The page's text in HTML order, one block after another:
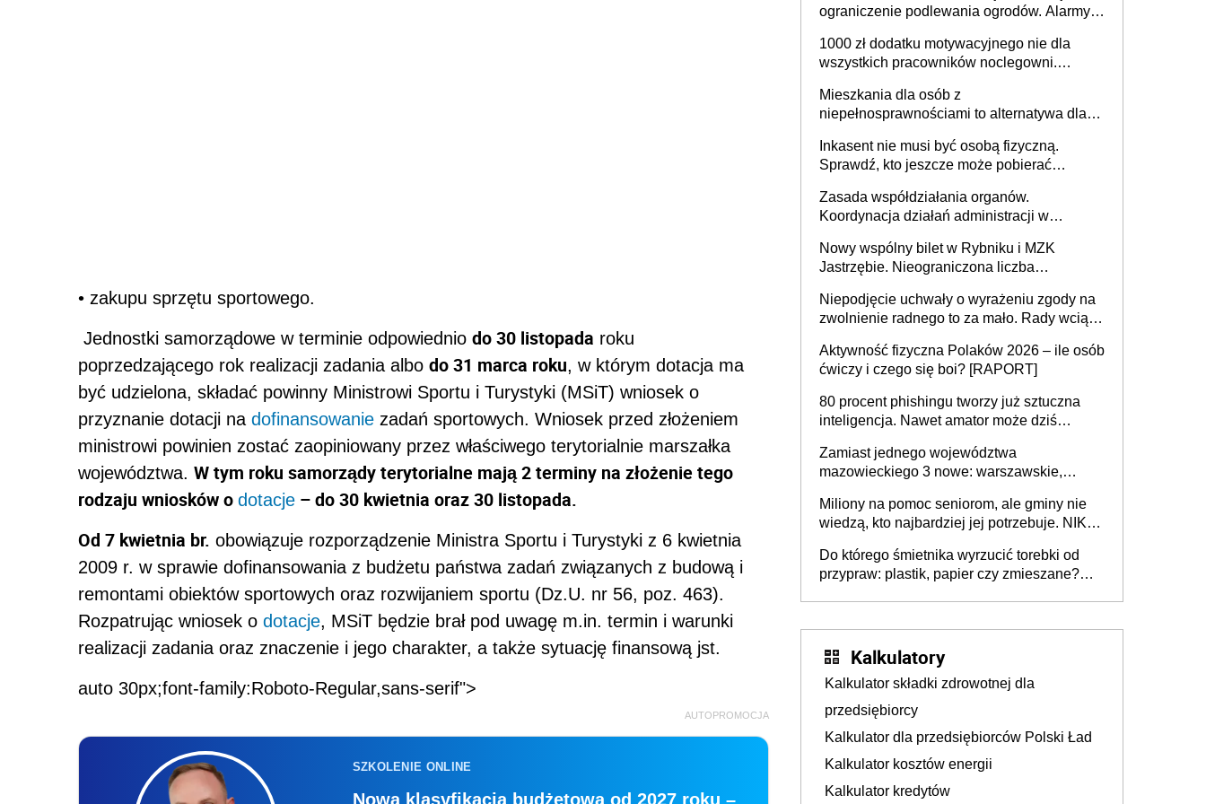
• zakupu sprzętu sportowego.
Jednostki samorządowe w terminie odpowiednio do 30 listopada roku
poprzedzającego rok realizacji zadania albo do 31 marca roku, w którym dotacja ma
być udzielona, składać powinny Ministrowi Sportu i Turystyki (MSiT) wniosek o
przyznanie dotacji na dofinansowanie zadań sportowych. Wniosek przed złożeniem
ministrowi powinien zostać zaopiniowany przez właściwego terytorialnie marszałka
województwa. W tym roku samorządy terytorialne mają 2 terminy na złożenie tego
rodzaju wniosków o dotacje – do 30 kwietnia oraz 30 listopada.
Od 7 kwietnia br. obowiązuje rozporządzenie Ministra Sportu i Turystyki z 6 kwietnia
2009 r. w sprawie dofinansowania z budżetu państwa zadań związanych z budową i
remontami obiektów sportowych oraz rozwijaniem sportu (Dz.U. nr 56, poz. 463).
Rozpatrując wniosek o dotacje, MSiT będzie brał pod uwagę m.in. termin i warunki
realizacji zadania oraz znaczenie i jego charakter, a także sytuację finansową jst.
auto 30px;font-family:Roboto-Regular,sans-serif">
AUTOPROMOCJA
SZKOLENIE ONLINE
Nowa klasyfikacja budżetowa od 2027 roku –
ograniczenie podlewania ogrodów. Alarmy w
może objąć cały kraj
1000 zł dodatku motywacyjnego nie dla
wszystkich pracowników noclegowni.
Mieszkania dla osób z
niepełnosprawnościami to alternatywa dla
samodzielnie lub z rodziną
Inkasent nie musi być osobą fizyczną.
Sprawdź, kto jeszcze może pobierać
Zasada współdziałania organów.
Koordynacja działań administracji w
Nowy wspólny bilet w Rybniku i MZK
Jastrzębie. Nieograniczona liczba
Niepodjęcie uchwały o wyrażeniu zgody na
zwolnienie radnego to za mało. Rady wciąż
rozstrzygać sprawy
Aktywność fizyczna Polaków 2026 – ile osób
ćwiczy i czego się boi? [RAPORT]
80 procent phishingu tworzy już sztuczna
inteligencja. Nawet amator może dziś
Zamiast jednego województwa
mazowieckiego 3 nowe: warszawskie,
Europie nie ma tak dużych jednostek
stołecznych
Miliony na pomoc seniorom, ale gminy nie
wiedzą, kto najbardziej jej potrzebuje. NIK
Do którego śmietnika wyrzucić torebki od
przypraw: plastik, papier czy zmieszane?
Kalkulatory
Kalkulator składki zdrowotnej dla
przedsiębiorcy
Kalkulator dla przedsiębiorców Polski Ład
Kalkulator kosztów energii
Kalkulator kredytów